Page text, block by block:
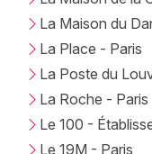
La Maison du
La Place - Paris
La Poste du
La Roche - Paris
Le 100 -
Le 19M - Paris